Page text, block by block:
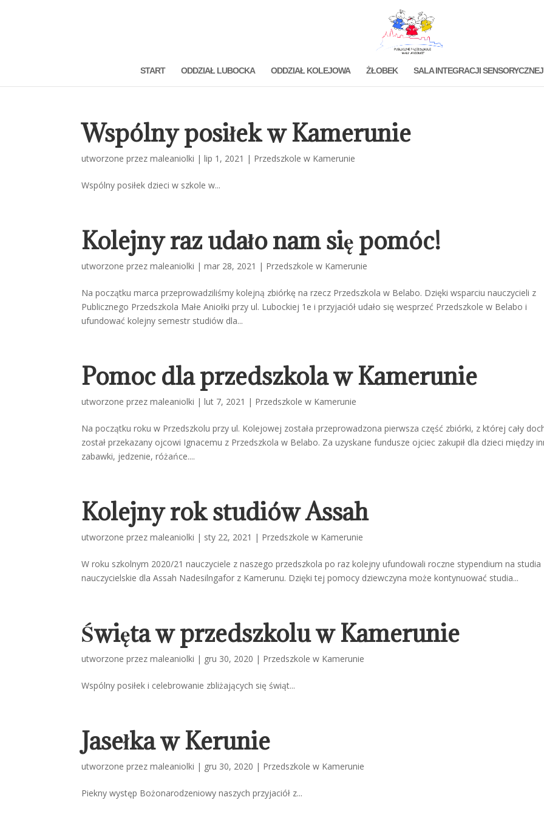
START ODDZIAŁ LUBOCKA ODDZIAŁ KOLEJOWA ŻŁOBEK SALA INTEGRACJI SENSORYCZNEJ
Wspólny posiłek w Kamerunie
utworzone przezmaleaniolki |lip 1, 2021 | Przedszkole w Kamerunie
Wspólny posiłek dzieci w szkole w...
Kolejny raz udało nam się pomóc!
utworzone przezmaleaniolki |mar 28, 2021 | Przedszkole w Kamerunie
Na początku marca przeprowadziliśmy kolejną zbiórkę na rzecz Przedszkola w Belabo. Dzięki wsparciu nauczycieli z
Publicznego Przedszkola Małe Aniołki przy ul. Lubockiej 1e i przyjaciół udało się wesprzeć Przedszkole w Belabo i
ufundować kolejny semestr studiów dla...
Pomoc dla przedszkola w Kamerunie
utworzone przezmaleaniolki |lut 7, 2021 | Przedszkole w Kamerunie
Na początku roku w Przedszkolu przy ul. Kolejowej została przeprowadzona pierwsza część zbiórki, z której cały
został przekazany ojcowi Ignacemu z Przedszkola w Belabo. Za uzyskane fundusze ojciec zakupił dla dzieci między
zabawki, jedzenie, różańce....
Kolejny rok studiów Assah
utworzone przezmaleaniolki | sty 22, 2021 | Przedszkole w Kamerunie
W roku szkolnym 2020/21 nauczyciele z naszego przedszkola po raz kolejny ufundowali roczne stypendium na studia
nauczycielskie dla Assah Nadesilngafor z Kamerunu. Dzięki tej pomocy dziewczyna może kontynuować studia...
Święta w przedszkolu w Kamerunie
utworzone przezmaleaniolki | gru 30, 2020 | Przedszkole w Kamerunie
Wspólny posiłek i celebrowanie zbliżających się świąt...
Jasełka w Kerunie
utworzone przezmaleaniolki | gru 30, 2020 | Przedszkole w Kamerunie
Piekny występ Bożonarodzeniowy naszych przyjaciół z...